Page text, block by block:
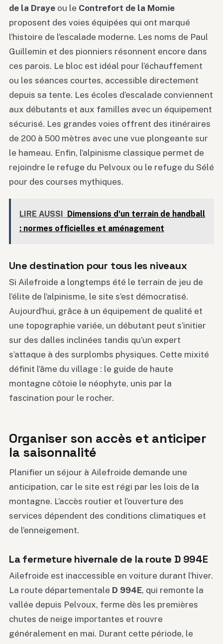
de la Draye ou le Contrefort de la Momie
proposent des voies équipées qui ont marqué
l’histoire de l’escalade moderne. Les noms de Paul
Guillemin et des pionniers résonnent encore dans
ces parois. Le bloc est idéal pour l’échauffement
ou les séances courtes, accessible directement
depuis sa tente. Les écoles d’escalade conviennent
aux débutants et aux familles avec un équipement
sécurisé. Les grandes voies offrent des itinéraires
de 200 à 500 mètres avec une vue plongeante sur
le hameau. Enfin, l’alpinisme classique permet de
rejoindre le refuge du Pelvoux ou le refuge du Sélé
pour des courses mythiques.
LIRE AUSSI
Dimensions d'un terrain de handball
: normes officielles et aménagement
Une destination pour tous les niveaux
Si Ailefroide a longtemps été le terrain de jeu de
l’élite de l’alpinisme, le site s’est démocratisé.
Aujourd’hui, grâce à un équipement de qualité et
une topographie variée, un débutant peut s’initier
sur des dalles inclinées tandis qu’un expert
s’attaque à des surplombs physiques. Cette mixité
définit l’âme du village : le guide de haute
montagne côtoie le néophyte, unis par la
fascination pour le rocher.
Organiser son accès et anticiper
la saisonnalité
Planifier un séjour à Ailefroide demande une
anticipation, car le site est régi par les lois de la
montagne. L’accès routier et l’ouverture des
services dépendent des conditions climatiques et
de l’enneigement.
La fermeture hivernale de la route D 994E
Ailefroide est inaccessible en voiture durant l’hiver.
La route départementale D 994E, qui remonte la
vallée depuis Pelvoux, ferme dès les premières
chutes de neige importantes et rouvre
généralement en mai. Durant cette période, le